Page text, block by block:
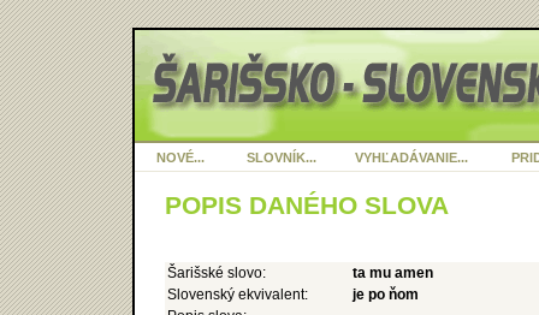
NOVÉ... SLOVNÍK... VYHĽADÁVANIE...
POPIS DANÉHO SLOVA
Šarišské slovo:
ta mu amen
Slovenský ekvivalent:
je po ňom